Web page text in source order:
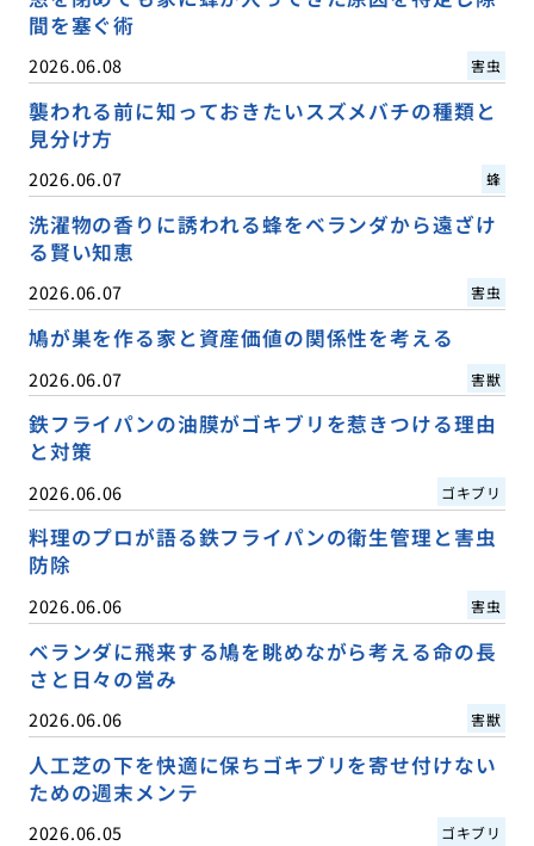
間を塞ぐ術
2026.06.08 害虫
襲われる前に知っておきたいスズメバチの種類と
見分け方
2026.06.07 蜂
洗濯物の香りに誘われる蜂をベランダから遠ざけ
る賢い知恵
2026.06.07 害虫
鳩が巣を作る家と資産価値の関係性を考える
2026.06.07 害獣
鉄フライパンの油膜がゴキブリを惹きつける理由
と対策
2026.06.06 ゴキブリ
料理のプロが語る鉄フライパンの衛生管理と害虫
防除
2026.06.06 害虫
ベランダに飛来する鳩を眺めながら考える命の長
さと日々の営み
2026.06.06 害獣
人工芝の下を快適に保ちゴキブリを寄せ付けない
ための週末メンテ
2026.06.05 ゴキブリ